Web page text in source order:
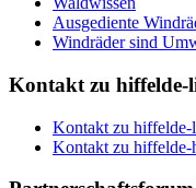
Ausgediente
Windräder sind
Kontakt zu hiffelde-
Kontakt zu hiffelde-
Kontakt zu